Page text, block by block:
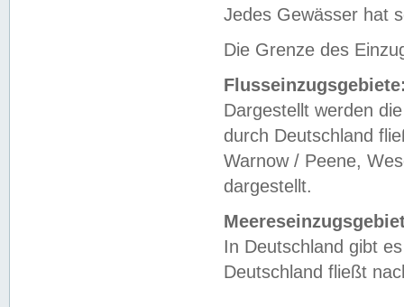
Jedes Gewässer hat
Die Grenze des
Dargestellt werden
durch Deutschland
Warnow / Peene,
dargestellt.
In Deutschland gibt
Deutschland fließt